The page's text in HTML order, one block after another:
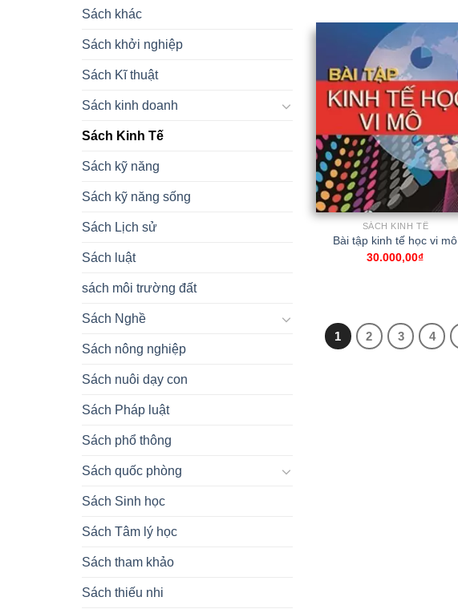
Sách khác
Sách khởi nghiệp
Sách Kĩ thuật
Sách kinh doanh
Sách Kinh Tế
Sách kỹ năng
Sách kỹ năng sống
Sách Lịch sử
Sách luật
sách môi trường đất
Sách Nghề
Sách nông nghiệp
Sách nuôi dạy con
Sách Pháp luật
Sách phổ thông
Sách quốc phòng
Sách Sinh học
Sách Tâm lý học
Sách tham khảo
Sách thiếu nhi
SÁCH KINH TẾ
Bài tập kinh tế học vi mô
30.000,00₫
1 2 3 4